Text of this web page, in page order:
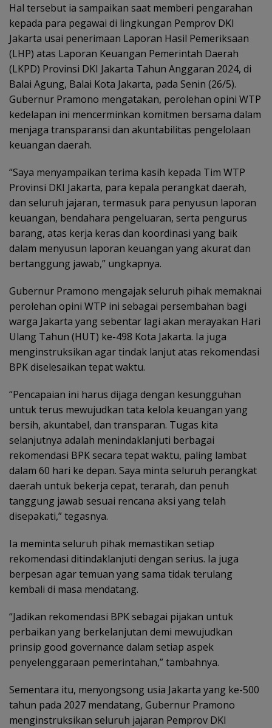
Hal tersebut ia sampaikan saat memberi pengarahan
kepada para pegawai di lingkungan Pemprov DKI
Jakarta usai penerimaan Laporan Hasil Pemeriksaan
(LHP) atas Laporan Keuangan Pemerintah Daerah
(LKPD) Provinsi DKI Jakarta Tahun Anggaran 2024, di
Balai Agung, Balai Kota Jakarta, pada Senin (26/5).
Gubernur Pramono mengatakan, perolehan opini WTP
kedelapan ini mencerminkan komitmen bersama dalam
menjaga transparansi dan akuntabilitas pengelolaan
keuangan daerah.
“Saya menyampaikan terima kasih kepada Tim WTP
Provinsi DKI Jakarta, para kepala perangkat daerah,
dan seluruh jajaran, termasuk para penyusun laporan
keuangan, bendahara pengeluaran, serta pengurus
barang, atas kerja keras dan koordinasi yang baik
dalam menyusun laporan keuangan yang akurat dan
bertanggung jawab,” ungkapnya.
Gubernur Pramono mengajak seluruh pihak memaknai
perolehan opini WTP ini sebagai persembahan bagi
warga Jakarta yang sebentar lagi akan merayakan Hari
Ulang Tahun (HUT) ke-498 Kota Jakarta. Ia juga
menginstruksikan agar tindak lanjut atas rekomendasi
BPK diselesaikan tepat waktu.
“Pencapaian ini harus dijaga dengan kesungguhan
untuk terus mewujudkan tata kelola keuangan yang
bersih, akuntabel, dan transparan. Tugas kita
selanjutnya adalah menindaklanjuti berbagai
rekomendasi BPK secara tepat waktu, paling lambat
dalam 60 hari ke depan. Saya minta seluruh perangkat
daerah untuk bekerja cepat, terarah, dan penuh
tanggung jawab sesuai rencana aksi yang telah
disepakati,” tegasnya.
Ia meminta seluruh pihak memastikan setiap
rekomendasi ditindaklanjuti dengan serius. Ia juga
berpesan agar temuan yang sama tidak terulang
kembali di masa mendatang.
“Jadikan rekomendasi BPK sebagai pijakan untuk
perbaikan yang berkelanjutan demi mewujudkan
prinsip good governance dalam setiap aspek
penyelenggaraan pemerintahan,” tambahnya.
Sementara itu, menyongsong usia Jakarta yang ke-500
tahun pada 2027 mendatang, Gubernur Pramono
menginstruksikan seluruh jajaran Pemprov DKI